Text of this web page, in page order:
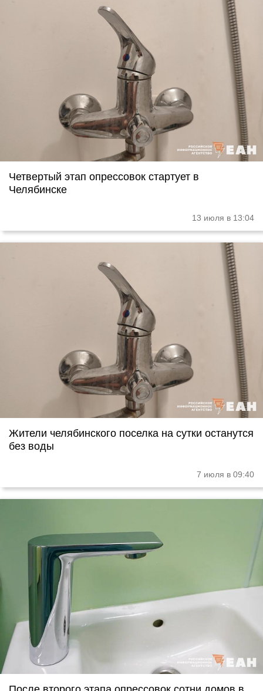
Четвертый этап опрессовок стартует в
Челябинске
13 июля в 13:04
Жители челябинского поселка на сутки останутся
без воды
7 июля в 09:40